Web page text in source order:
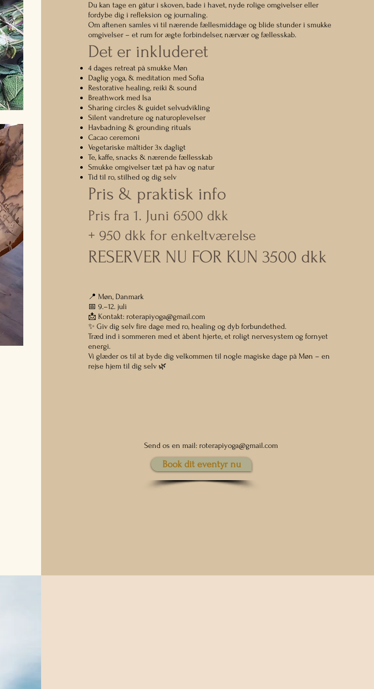
Du kan tage en gåtur i skoven, bade i havet, nyde rolige omgivelser eller
fordybe dig i refleksion og journaling.
Om aftenen samles vi til nærende fællesmiddage og blide stunder i smukke
omgivelser – et rum for ægte forbindelser, nærvær og fællesskab.
Det er inkluderet
4 dages retreat på smukke Møn
Daglig yoga, & meditation med Sofia
Restorative healing, reiki & sound
Breathwork med Isa
Sharing circles & guidet selvudvikling
Silent vandreture og naturoplevelser
Havbadning & grounding rituals
Cacao ceremoni
Vegetariske måltider 3x dagligt
Te, kaffe, snacks & nærende fællesskab
Smukke omgivelser tæt på hav og natur
Tid til ro, stilhed og dig selv
Pris & praktisk info
Pris fra 1. Juni 6500 dkk
+ 950 dkk for enkeltværelse
​RESERVER NU FOR KUN 3500 dkk
📍 Møn, Danmark
📅 9.–12. juli
📩 Kontakt: roterapiyoga@gmail.com
✨ Giv dig selv fire dage med ro, healing og dyb forbundethed.
Træd ind i sommeren med et åbent hjerte, et roligt nervesystem og fornyet
energi.
Vi glæder os til at byde dig velkommen til nogle magiske dage på Møn – en
rejse hjem til dig selv 🌿
Send os en mail: roterapiyoga@gmail.com
Book dit eventyr nu